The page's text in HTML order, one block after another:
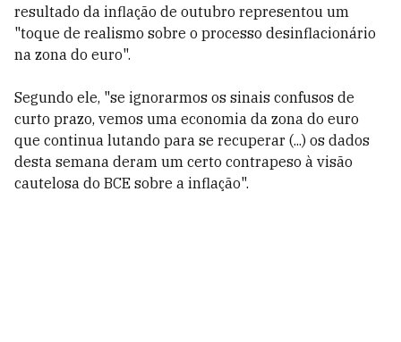
resultado da inflação de outubro representou um
"toque de realismo sobre o processo desinflacionário
na zona do euro".
Segundo ele, "se ignorarmos os sinais confusos de
curto prazo, vemos uma economia da zona do euro
que continua lutando para se recuperar (...) os dados
desta semana deram um certo contrapeso à visão
cautelosa do BCE sobre a inflação".